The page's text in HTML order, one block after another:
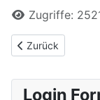
Zugriffe:
Vorheriger
Zurück
Login